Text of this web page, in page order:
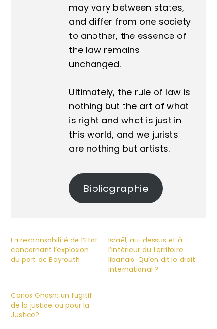
may vary between states,
and differ from one society
to another, the essence of
the law remains
unchanged.
Ultimately, the rule of law is
nothing but the art of what
is right and what is just in
this world, and we jurists
are nothing but artists.
Bibliographie
La responsabilité de l’Etat
concernant l’explosion
du port de Beyrouth
Israël, au-dessus et à
l’intérieur du territoire
libanais. Qu’en dit le droit
international ?
Carlos Ghosn: un fugitif
de la justice ou pour la
Justice?